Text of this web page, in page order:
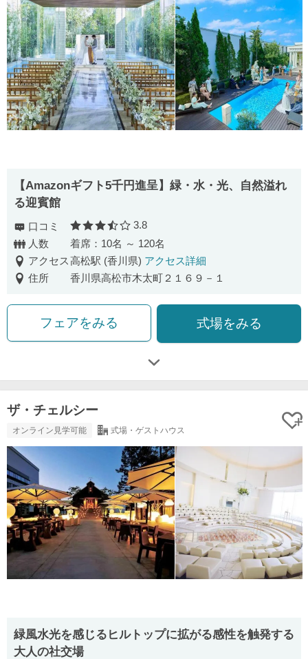
【Amazonギフト5千円進呈】緑・水・光、自然溢れ
る迎賓館
口コミ 口コミ評価
3.8
人数
着席：10名 ～ 120名
アクセス高松駅 (香川県) アクセス詳細
住所
香川県高松市木太町２１６９－１
フェアをみる 式場をみる
ザ・チェルシー
オンライン見学可能 式場・ゲストハウス
緑風水光を感じるヒルトップに拡がる感性を触発する
大人の社交場